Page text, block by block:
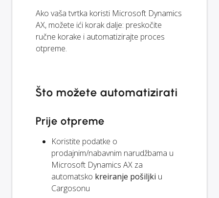
Ako vaša tvrtka koristi Microsoft Dynamics
AX, možete ići korak dalje: preskočite
ručne korake i automatizirajte proces
otpreme.
Što možete automatizirati
Prije otpreme
Koristite podatke o
prodajnim/nabavnim narudžbama u
Microsoft Dynamics AX za
automatsko kreiranje pošiljki u
Cargosonu